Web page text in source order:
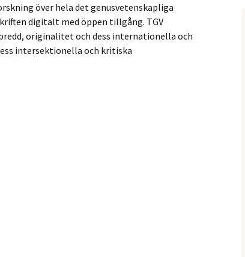
över hela det genusvetenskapliga
digitalt med öppen tillgång. TGV
originalitet och dess internationella och
intersektionella och kritiska